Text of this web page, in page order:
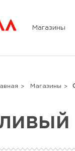
Магазины
Магазины